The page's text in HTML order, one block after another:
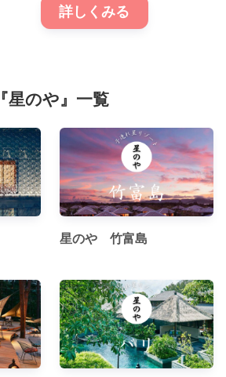
詳しくみる
『星のや』一覧
星のや 竹富島